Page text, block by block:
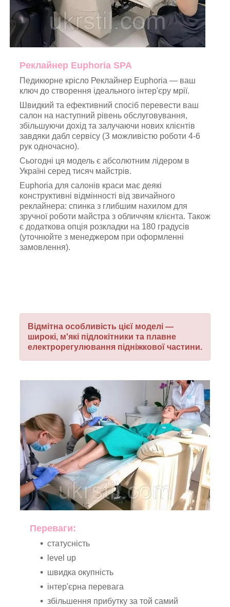
Реклайнер Euphoria SPA
Педикюрне крісло Реклайнер Euphoria — ваш
ключ до створення ідеального інтер'єру мрії.
Швидкий та ефективний спосіб перевести ваш
салон на наступний рівень обслуговування,
збільшуючи дохід та залучаючи нових клієнтів
завдяки дабл сервісу (З можливістю роботи 4-6
рук одночасно).
Сьогодні ця модель є абсолютним лідером в
Україні серед тисяч майстрів.
Euphoria для салонів краси має деякі
конструктивні відмінності від звичайного
реклайнера: спинка з глибшим нахилом для
зручної роботи майстра з обличчям клієнта. Також
є додаткова опція розкладки на 180 градусів
(уточнюйте з менеджером при оформленні
замовлення).
Відмітна особливість цієї моделі —
широкі, м'які підлокітники та плавне
електрорегулювання підніжкової частини.
Переваги:
статусність
level up
швидка окупність
інтер'єрна перевага
збільшення прибутку за той самий